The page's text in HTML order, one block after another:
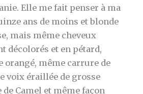
Elle me fait penser à ma
ans de moins et blonde
mais même cheveux
décolorés et en pétard,
orangé, même carrure de
voix éraillée de grosse
Camel et même façon